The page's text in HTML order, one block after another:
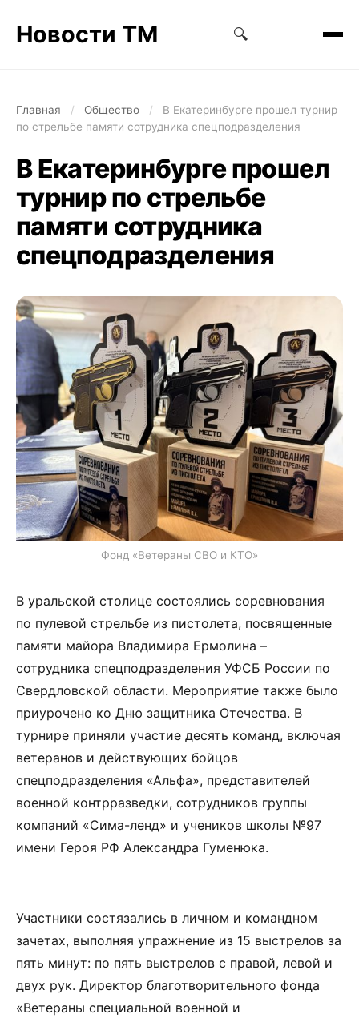
Новости ТМ 🔍
Главная / Общество /
В Екатеринбурге прошел турнир
по стрельбе памяти сотрудника спецподразделения
В Екатеринбурге прошел
турнир по стрельбе
памяти сотрудника
спецподразделения
Фонд «Ветераны СВО и КТО»
В уральской столице состоялись соревнования
по пулевой стрельбе из пистолета, посвященные
памяти майора Владимира Ермолина –
сотрудника спецподразделения УФСБ России по
Свердловской области. Мероприятие также было
приурочено ко Дню защитника Отечества. В
турнире приняли участие десять команд, включая
ветеранов и действующих бойцов
спецподразделения «Альфа», представителей
военной контрразведки, сотрудников группы
компаний «Сима-ленд» и учеников школы №97
имени Героя РФ Александра Гуменюка.
Участники состязались в личном и командном
зачетах, выполняя упражнение из 15 выстрелов за
пять минут: по пять выстрелов с правой, левой и
двух рук. Директор благотворительного фонда
«Ветераны специальной военной и